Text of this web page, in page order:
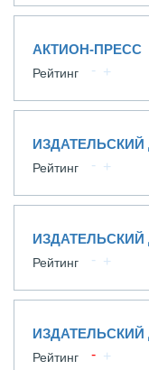
АКТИОН-ПРЕСС
Рейтинг
Рейтинг
Рейтинг
Рейтинг